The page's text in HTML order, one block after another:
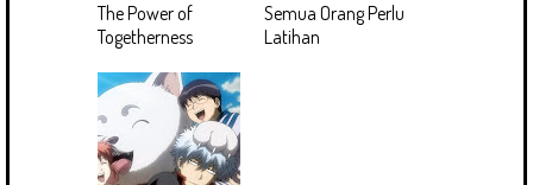
The Power of
Togetherness
Semua Orang Perlu
Latihan